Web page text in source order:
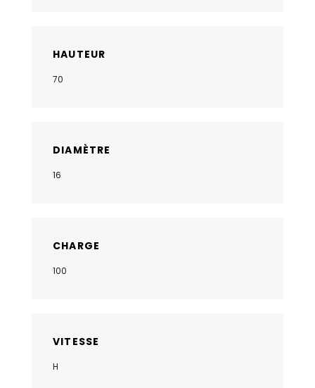
HAUTEUR
70
DIAMÈTRE
16
CHARGE
100
VITESSE
H